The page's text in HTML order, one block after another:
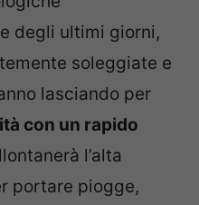
degli ultimi giorni,
soleggiate e
lasciando per
con un rapido
l’alta
portare piogge,